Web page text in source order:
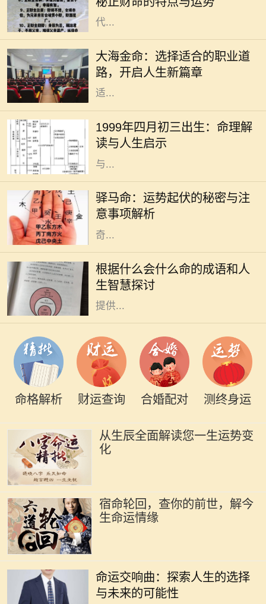
财命备受关注。正财作为一种命格，
代...
大海金命：选择适合的职业道
路，开启人生新篇章
在中国传统命理学中，每个人的命运
与五行有着密切的联系。大海金命，
象征着广阔与坚韧，适合在多变、开
放的行业中发挥自己的才华。选择合
适...
1999年四月初三出生：命理解
读与人生启示
在中国传统文化中，命理学被视为一
种重要的研究方式，通过分析个人的
出生时间以预测其命运走向。1999年
四月初三出生的人，随着五行的变化
与...
驿马命：运势起伏的秘密与注
意事项解析
驿马命，这个源自于中国传统命理学
的概念，意味着一个人命中有驿马星
相伴，通常与流动、变迁、出行紧密
相关。许多人可能对这一命理产生好
奇...
根据什么会什么命的成语和人
生智慧探讨
成语是汉语言文化的瑰宝，它不仅凝
聚了丰富的历史和哲理，还反映了古
人的智慧和人生观。在我们的生活
中，各种巧妙的成语常常能够给我们
提供...
命格解析 财运查询 合婚配对 测终身运
从生辰全面解读您一生运势变
化
宿命轮回，查你的前世，解今
生命运情缘
命运交响曲：探索人生的选择
与未来的可能性
到迷茫，甚至对未来充满了担忧。电
影《命运交响曲》通过一段跌宕起伏
的故事，引导观众深入思考人生的选